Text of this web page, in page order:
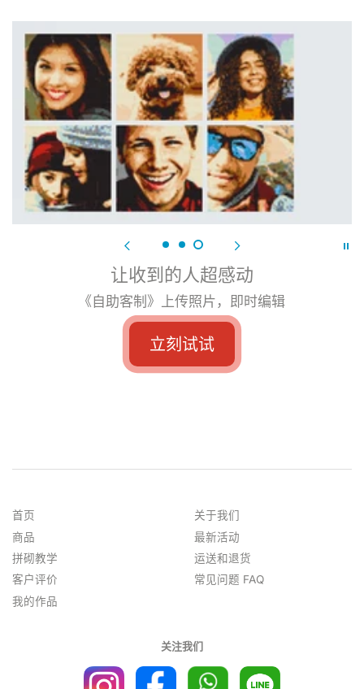
让收到的人超感动
《自助客制》上传照片，即时编辑
立刻试试
首页
商品
拼砌教学
客户评价
我的作品
关于我们
最新活动
运送和退货
常见问题 FAQ
关注我们